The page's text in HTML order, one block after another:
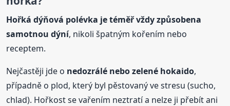
Hořká dýňová polévka je téměř vždy způsobena
samotnou dýní, nikoli špatným kořením nebo
receptem.
Nejčastěji jde o nedozrálé nebo zelené hokaido,
případně o plod, který byl pěstovaný ve stresu (sucho,
chlad). Hořkost se vařením neztratí a nelze ji přebít ani